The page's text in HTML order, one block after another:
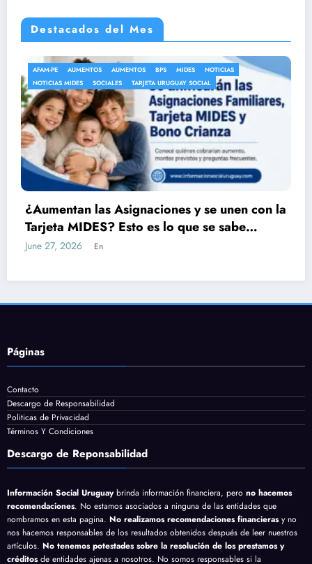
Destacados del Mes
NOTICIAS
SOCIAL
y se unen con la
que se sabe
NOTICIAS SALUD SOCIALES
MSP amplía la
meningococo: nuevas
Páginas
Contacto
Descargo de Responsabilidad
Politicas de Privacidad
Términos Y Condiciones
Descargo de Reponsabilidad
Información Social Uruguaybrinda información financiera, pero no hacemos
recomendaciones. No estamos asociados a ninguna de las entidades que
nombramos en esta pagina. No realizamos recomendaciones financierasy no
nos hacemos responsables de los resultados obtenidos después de leer nuestros
artículos. No tenemos potestades sobre la resolución de los prestamos y
créditosde entidades ajenas a nosotros. No somos responsables si la